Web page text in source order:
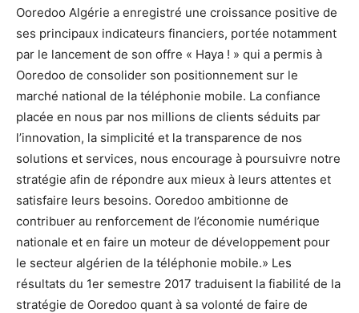
Ooredoo Algérie a enregistré une croissance positive de
ses principaux indicateurs financiers, portée notamment
par le lancement de son offre « Haya ! » qui a permis à
Ooredoo de consolider son positionnement sur le
marché national de la téléphonie mobile. La confiance
placée en nous par nos millions de clients séduits par
l’innovation, la simplicité et la transparence de nos
solutions et services, nous encourage à poursuivre notre
stratégie afin de répondre aux mieux à leurs attentes et
satisfaire leurs besoins. Ooredoo ambitionne de
contribuer au renforcement de l’économie numérique
nationale et en faire un moteur de développement pour
le secteur algérien de la téléphonie mobile.» Les
résultats du 1er semestre 2017 traduisent la fiabilité de la
stratégie de Ooredoo quant à sa volonté de faire de